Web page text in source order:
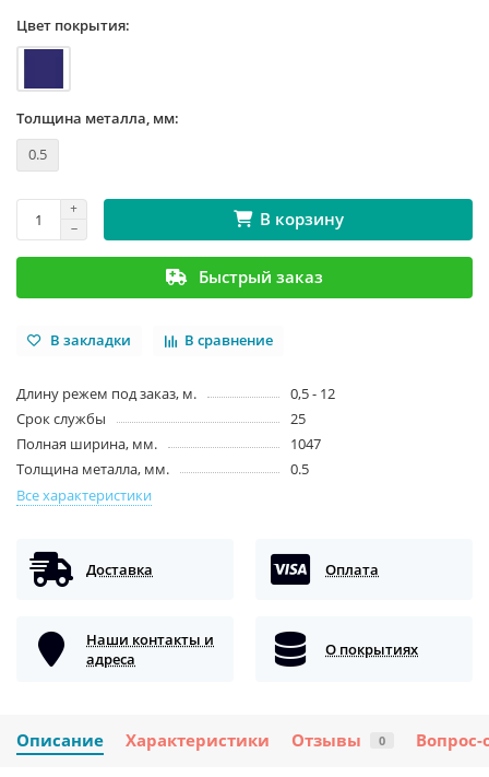
Цвет покрытия:
Толщина металла, мм:
0.5
В корзину
Быстрый заказ
В закладки В сравнение
Длину режем под заказ, м.
0,5 - 12
Срок службы
25
Полная ширина, мм.
1047
Толщина металла, мм.
0.5
Все характеристики
Доставка Оплата
Наши контакты и
адреса
О покрытиях
Описание Характеристики Отзывы 0 Вопрос-